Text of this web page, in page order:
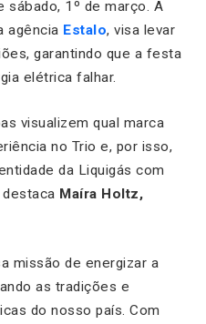
sábado, 1º de março. A
agência Estalo, visa levar
garantindo que a festa
elétrica falhar.
visualizem qual marca
no Trio e, por isso,
da Liquigás com
destaca Maíra Holtz,
missão de energizar a
as tradições e
do nosso país. Com